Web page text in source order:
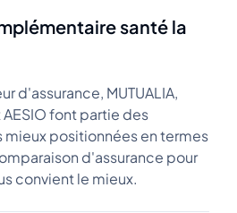
santé la
d'assurance, MUTUALIA,
AESIO font partie des
mieux positionnées en termes
d'assurance pour
convient le mieux.